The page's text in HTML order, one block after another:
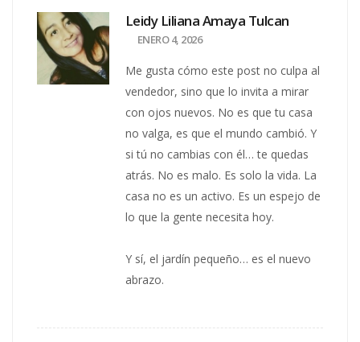
Leidy Liliana Amaya Tulcan
ENERO 4, 2026
Me gusta cómo este post no culpa al
vendedor, sino que lo invita a mirar
con ojos nuevos. No es que tu casa
no valga, es que el mundo cambió. Y
si tú no cambias con él… te quedas
atrás. No es malo. Es solo la vida. La
casa no es un activo. Es un espejo de
lo que la gente necesita hoy.
Y sí, el jardín pequeño… es el nuevo
abrazo.